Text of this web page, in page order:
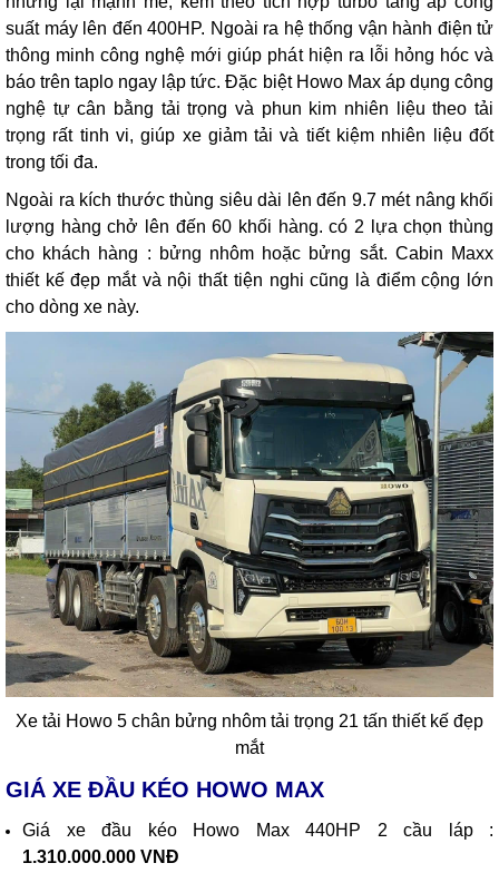
suất máy lên đến 400HP. Ngoài ra hệ thống vận hành điện tử
thông minh công nghệ mới giúp phát hiện ra lỗi hỏng hóc và
báo trên taplo ngay lập tức. Đặc biệt Howo Max áp dụng công
nghệ tự cân bằng tải trọng và phun kim nhiên liệu theo tải
trọng rất tinh vi, giúp xe giảm tải và tiết kiệm nhiên liệu đốt
trong tối đa.
Ngoài ra kích thước thùng siêu dài lên đến 9.7 mét nâng khối
lượng hàng chở lên đến 60 khối hàng. có 2 lựa chọn thùng
cho khách hàng : bửng nhôm hoặc bửng sắt. Cabin Maxx
thiết kế đẹp mắt và nội thất tiện nghi cũng là điểm cộng lớn
cho dòng xe này.
Xe tải Howo 5 chân bửng nhôm tải trọng 21 tấn thiết kế đẹp
mắt
GIÁ XE ĐẦU KÉO HOWO MAX
Giá xe đầu kéo Howo Max 440HP 2 cầu láp :
1.310.000.000 VNĐ